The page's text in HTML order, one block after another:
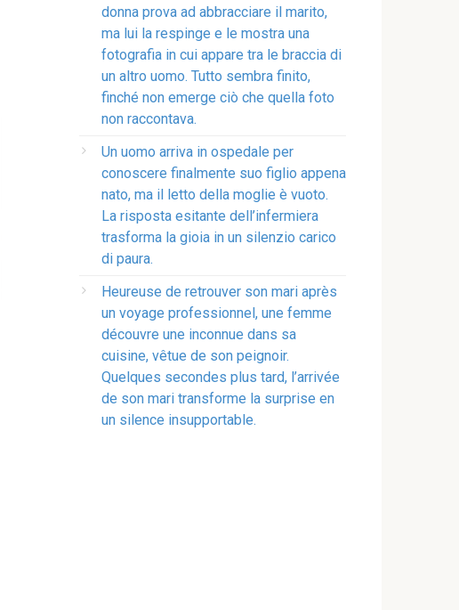
donna prova ad abbracciare il marito,
ma lui la respinge e le mostra una
fotografia in cui appare tra le braccia di
un altro uomo. Tutto sembra finito,
finché non emerge ciò che quella foto
non raccontava.
Un uomo arriva in ospedale per
conoscere finalmente suo figlio appena
nato, ma il letto della moglie è vuoto.
La risposta esitante dell’infermiera
trasforma la gioia in un silenzio carico
di paura.
Heureuse de retrouver son mari après
un voyage professionnel, une femme
découvre une inconnue dans sa
cuisine, vêtue de son peignoir.
Quelques secondes plus tard, l’arrivée
de son mari transforme la surprise en
un silence insupportable.